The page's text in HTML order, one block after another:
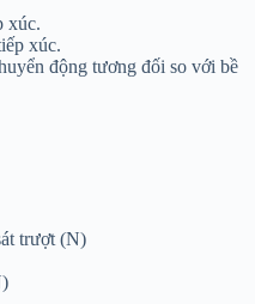
xúc.
xúc.
động tương đối so với bề
trượt (N)